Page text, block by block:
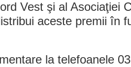
Vest şi al Asociaţiei
aceste premii în
la telefoanele